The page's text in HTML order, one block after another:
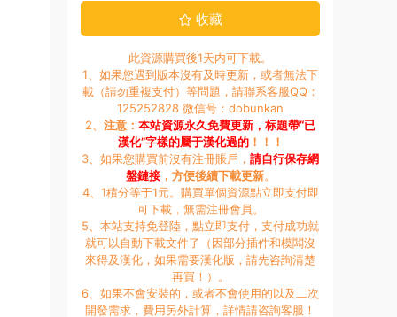
收藏
此資源購買後1天内可下載。
1、如果您遇到版本沒有及時更新，或者無法下
載（請勿重複支付）等問題，請聯系客服QQ：
125252828 微信号：dobunkan
2、 注意： 本站資源永久免費更新，标題帶“已
漢化”字樣的屬于漢化過的！！！
3、如果您購買前沒有注冊賬戶， 請自行保存網
盤鏈接，方便後續下載更新。
4、1積分等于1元。購買單個資源點立即支付即
可下載，無需注冊會員。
5、本站支持免登陸，點立即支付，支付成功就
就可以自動下載文件了（因部分插件和模闆沒
來得及漢化，如果需要漢化版，請先咨詢清楚
再買！）。
6、如果不會安裝的，或者不會使用的以及二次
開發需求，費用另外計算，詳情請咨詢客服！